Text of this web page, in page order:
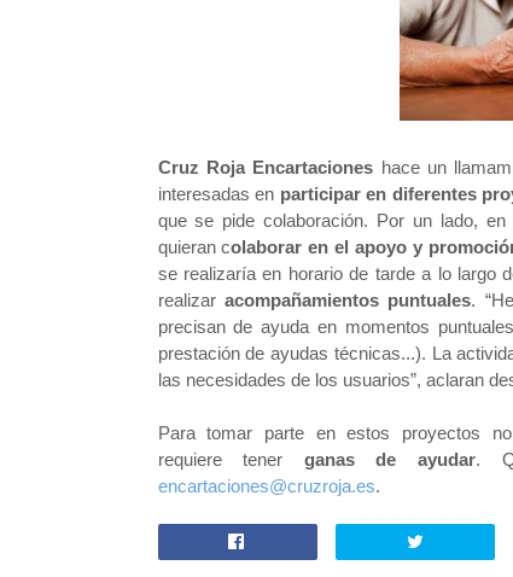
Cruz Roja Encartaciones hace un
interesadas en participar en diferentes
que se pide colaboración. Por un lado,
quieran colaborar en el apoyo y
se realizaría en horario de tarde a lo largo
realizar acompañamientos puntuales.
precisan de ayuda en momentos
prestación de ayudas técnicas...). La
las necesidades de los usuarios”, aclaran
Para tomar parte en estos proyectos
requieretener ganas de ayudar.
encartaciones@cruzroja.es.